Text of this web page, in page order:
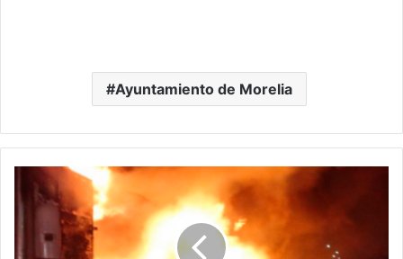
Ayuntamiento de Morelia
Incendio
Arrasa
Camiones